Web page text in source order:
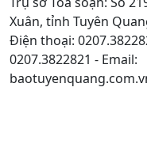
Xuân, tỉnh Tuyên
Điện thoại:
0207.3822821 - Email: